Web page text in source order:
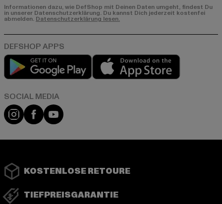
Informationen dazu, wie DefShop mit Deinen Daten umgeht, findest Du
in unserer Datenschutzerklärung. Du kannst Dich jederzeit kostenfei
abmelden. Datenschutzerklärung lesen.
Play market
Instagram
FacebookYouTube
KOSTENLOSE RETOURE
TIEFPREISGARANTIE